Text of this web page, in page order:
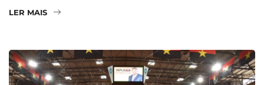
LER MAIS